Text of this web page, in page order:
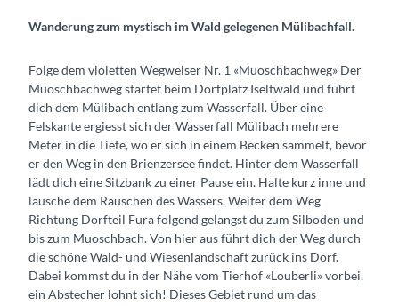
Wanderung zum mystisch im Wald gelegenen Mülibachfall.
Folge dem violetten Wegweiser Nr. 1 «Muoschbachweg» Der
Muoschbachweg startet beim Dorfplatz Iseltwald und führt
dich dem Mülibach entlang zum Wasserfall. Über eine
Felskante ergiesst sich der Wasserfall Mülibach mehrere
Meter in die Tiefe, wo er sich in einem Becken sammelt, bevor
er den Weg in den Brienzersee findet. Hinter dem Wasserfall
lädt dich eine Sitzbank zu einer Pause ein. Halte kurz inne und
lausche dem Rauschen des Wassers. Weiter dem Weg
Richtung Dorfteil Fura folgend gelangst du zum Silboden und
bis zum Muoschbach. Von hier aus führt dich der Weg durch
die schöne Wald- und Wiesenlandschaft zurück ins Dorf.
Dabei kommst du in der Nähe vom Tierhof «Louberli» vorbei,
ein Abstecher lohnt sich! Dieses Gebiet rund um das